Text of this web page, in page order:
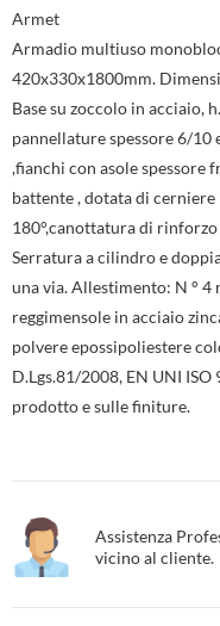
Armet
Armadio multiuso
420x330x1800mm.
Base su zoccolo in acciaio,
pannellature spessore 6/10
,fianchi con asole spessore
battente , dotata di
180°,canottatura di
Serratura a cilindro e
una via. Allestimento: N °
reggimensole in acciaio
polvere epossipoliestere
D.Lgs.81/2008, EN UNI
prodotto e sulle finiture.
Assistenza
vicino al cliente.